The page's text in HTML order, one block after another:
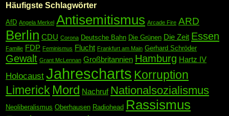
Häufigste Schlagwörter
AfD Angela Merkel Antisemitismus Arcade Fire ARD
Berlin CDU Corona Deutsche Bahn Die Grünen Die Zeit Essen
Familie FDP Feminismus Flucht Frankfurt am Main Gerhard Schröder
Gewalt Grant McLennan Großbritannien Hamburg Hartz IV
Holocaust Jahrescharts Korruption
Limerick Mord Nachruf Nationalsozialismus
Neoliberalismus Oberhausen Radiohead Rassismus